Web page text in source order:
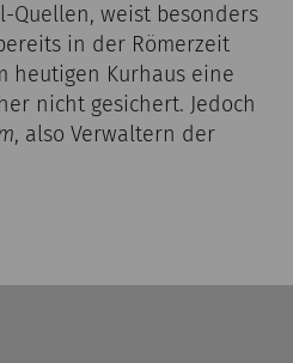
Quellen, weist besonders
in der Römerzeit
heutigen Kurhaus eine
nicht gesichert. Jedoch
, also Verwaltern der